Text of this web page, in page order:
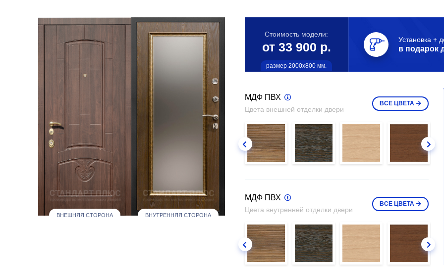
ВНЕШНЯЯ СТОРОНА ВНУТРЕННЯЯ СТОРОНА
Стоимость модели:
от 33 900 р.
размер 2000х800 мм.
Установка +
в подарок
МДФ ПВХ
Цвета внешней отделки двери
ВСЕ ЦВЕТА
МДФ ПВХ
Цвета внутренней отделки двери
ВСЕ ЦВЕТА